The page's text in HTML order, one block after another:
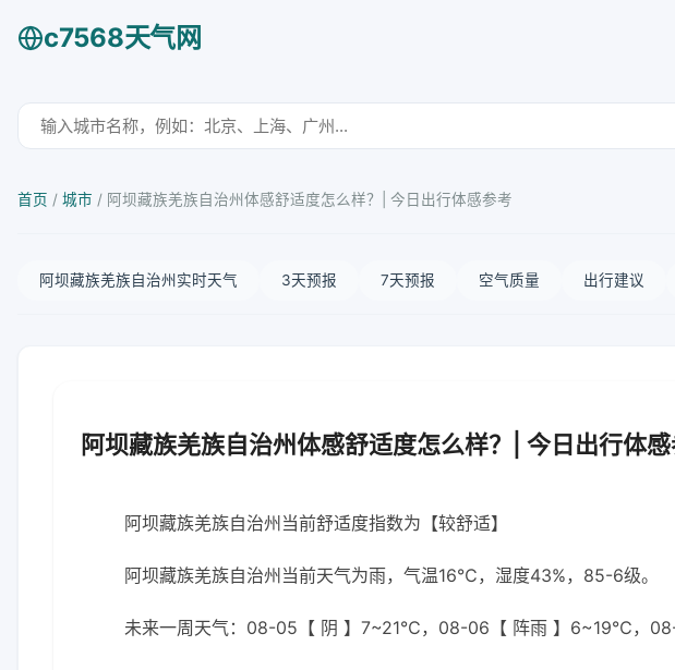
c7568天气网
首页 / 城市 / 阿坝藏族羌族自治州体感舒适度怎么样？| 今日出行体感参考
阿坝藏族羌族自治州实时天气 3天预报 7天预报 空气质量 出行建议
阿坝藏族羌族自治州体感舒适度怎么样？| 今日出行体
阿坝藏族羌族自治州当前舒适度指数为【较舒适】
阿坝藏族羌族自治州当前天气为雨，气温16℃，湿度43%，85-6级。
未来一周天气：08-05【 阴 】7~21℃，08-06【 阵雨 】6~19℃，